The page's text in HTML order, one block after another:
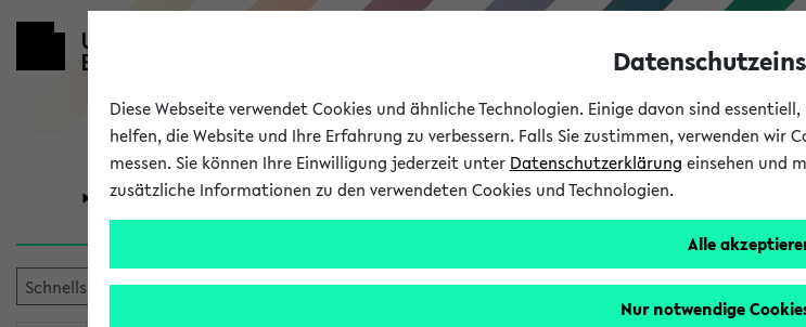
Universität Forschung Studium
Alle noch stattfindenden
Diese Webseite verwendet Cookies und ähnliche Technologien. Einige davon sind
helfen, die Website und Ihre Erfahrung zu verbessern. Falls Sie zustimmen, verwenden
messen. Sie können Ihre Einwilligung jederzeit unter Datenschutzerklärung einsehen und
zusätzliche Informationen zu den verwendeten Cookies und Technologien.
Alle
Nur notwendige